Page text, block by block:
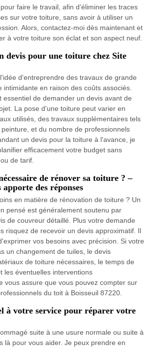
faire le travail, afin d'éliminer les traces
sur votre toiture, sans avoir à utiliser un
Alors, contactez-moi dès maintenant et
à votre toiture son éclat et son aspect neuf.
devis pour une toiture chez Site
d'entreprendre des travaux de grande
intimidante en raison des coûts associés.
essentiel de demander un devis avant de
La pose d'une toiture peut varier en
utilisés, des travaux supplémentaires tels
et du nombre de professionnels
un devis pour la toiture à l'avance, je
efficacement votre budget sans
de tarif.
de rénover sa toiture ? –
apporte des réponses
en matière de rénovation de toiture ? Un
pensé est généralement soutenu par
de couvreur détaillé. Plus votre demande
risquez de recevoir un devis approximatif. Il
vos besoins avec précision. Si votre
un changement de tuiles, le devis
de toiture nécessaires, le temps de
les éventuelles interventions
vous assure que vous pouvez compter sur
du toit à Boisseuil 87220.
à votre service pour réparer votre
suite à une usure normale ou suite à
là pour vous aider. Je peux prendre en